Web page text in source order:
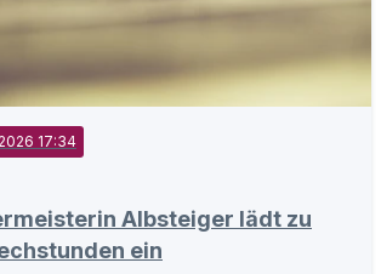
17:34
Albsteiger lädt zu
ein